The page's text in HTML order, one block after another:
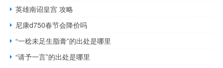
英雄南诏皇宫 攻略
尼康d750春节会降价吗
“一稔未足生脂膏”的出处是哪里
“请予一言”的出处是哪里